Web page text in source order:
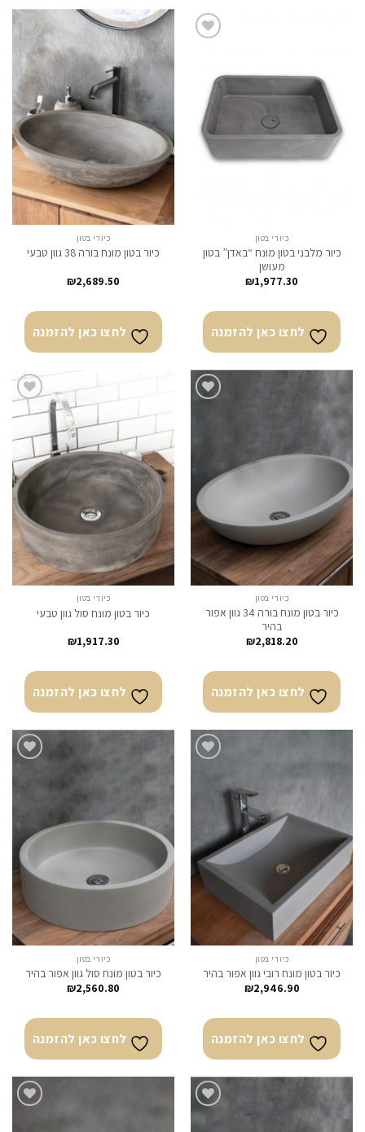
להזמנה
כיורי בטון
כיור מלבני בטון מונח “באדן” בטון
מעושן
₪1,977.30
לחצו כאן להזמנה
לחצו
כאן
כיורי בטון
כיור בטון מונח בורה 38 גוון טבעי
₪2,689.50
לחצו כאן להזמנה
כיורי בטון
כיור בטון מונח בורה 34 גוון אפור
בהיר
₪2,818.20
לחצו כאן להזמנה
כאן
כיורי בטון
כיור בטון מונח סול גוון טבעי
₪1,917.30
לחצו כאן להזמנה
כיורי בטון
כיור בטון מונח רובי גוון אפור בהיר
₪2,946.90
לחצו כאן להזמנה
כיורי בטון
כיור בטון מונח סול גוון אפור בהיר
₪2,560.80
לחצו כאן להזמנה